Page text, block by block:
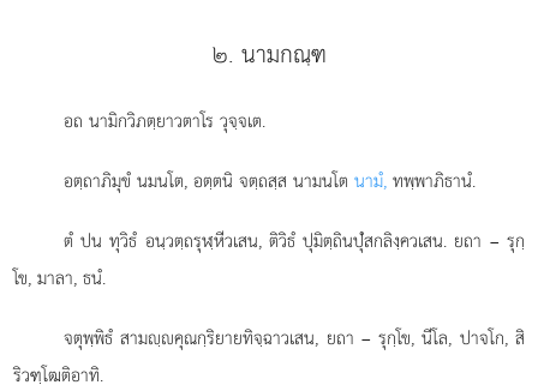
๒. นามกณฺฑ
อถนามิกวิภตฺยาวตาโร วุจฺจเต.
อตฺถาภิมุขํ นมนโต, อตฺตนิ จตฺถสฺส นามนโตนามํ, ทพฺพาภิธานํ.
ตํ ปน ทุวิธํ อนฺวตฺถรุฬฺหีวเสน, ติวิธํ ปุมิตฺถินปุํสกลิงฺควเสน. ยถา – รุกฺ
โข, มาลา, ธนํ.
จตุพฺพิธํ สามฺคุณกฺริยายทิจฺฉาวเสน, ยถา – รุกฺโข, นีโล, ปาจโก, สิ
ริวฑฺโฒติอาทิ.